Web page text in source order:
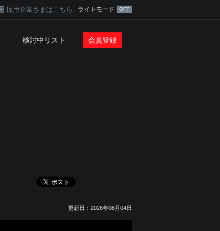
採用企業さまはこちら ライトモード
検討中リスト 会員登録
更新日：2026年08月04日